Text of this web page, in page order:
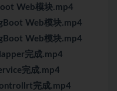
Web模块.mp4
Web模块.mp4
Web模块.mp4
完成.mp4
完成.mp4
完成.mp4